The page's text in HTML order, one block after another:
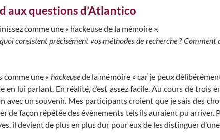
aux questions d’Atlantico
comme une « hackeuse de la mémoire ».
consistent précisément vos méthodes de recherche ?
comme une « hackeusede la mémoire » car je peux
en lui parlant. En réalité, c’est assez facile. Au cours de trois
avec un souvenir. Mes participants croient que je sais des
de façon répétée des évènements tels ils auraient pu
il devient de plus en plus dur pour eux de les distinguer